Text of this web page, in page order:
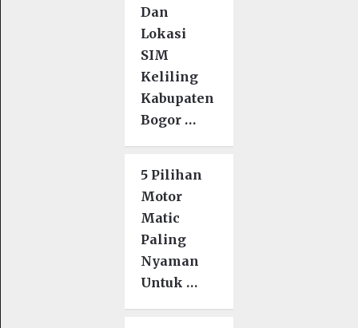
Dan
Lokasi
SIM
Keliling
Kabupaten
Bogor …
5 Pilihan
Motor
Matic
Paling
Nyaman
Untuk …